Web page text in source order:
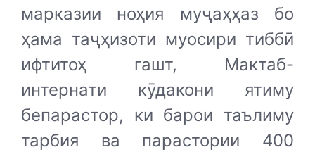
марказии ноҳия муҷаҳҳаз бо
ҳама таҷҳизоти муосири тиббӣ
ифтитоҳ гашт, Мактаб-
интернати кӯдакони ятиму
бепарастор, ки барои таълиму
тарбия ва парастории 400